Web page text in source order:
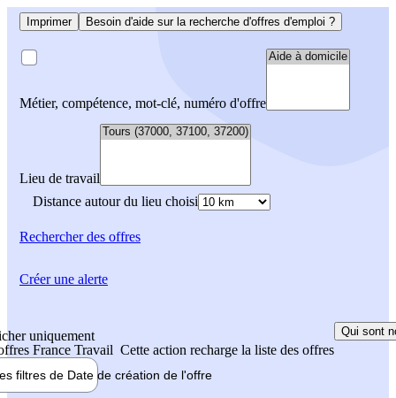
Imprimer Besoin d'aide sur la recherche d'offres d'emploi ?
Métier, compétence, mot-clé, numéro d'offre
Lieu de travail
Distance autour du lieu choisi
Rechercherdes offres
uniquement
France Travail Cette action recharge la liste des offres
Qui sont
filtres de Date de création de l'offre
Créer une alerte